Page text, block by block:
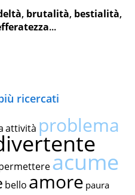
, brutalità, bestialità,
...
ricercati
attività problema
acume
bello amore paura